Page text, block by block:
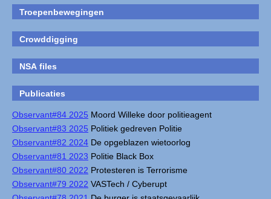
Troepenbewegingen
Crowddigging
NSA files
Publicaties
Observant#84 2025 Moord Willeke door politieagent
Observant#83 2025 Politiek gedreven Politie
Observant#82 2024 De opgeblazen wietoorlog
Observant#81 2023 Politie Black Box
Observant#80 2022 Protesteren is Terrorisme
Observant#79 2022 VASTech / Cyberupt